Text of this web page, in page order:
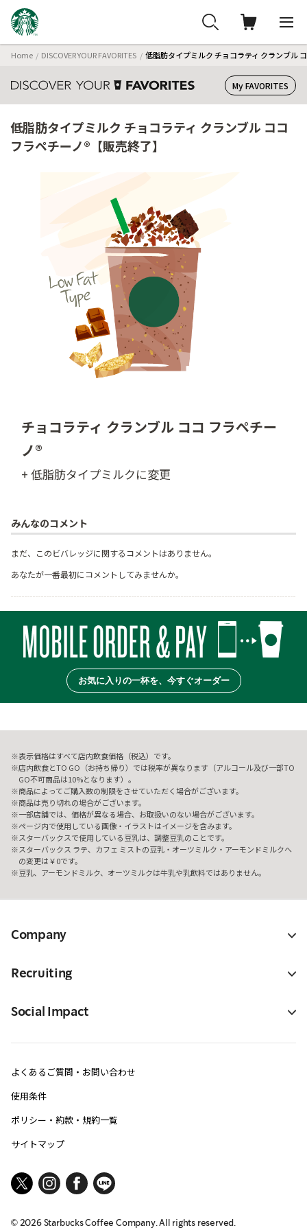
Home DISCOVER YOUR FAVORITES 低脂肪タイプミルク チョコラティ クランブル
My FAVORITES
低脂肪タイプミルク チョコラティ クランブル ココ
フラペチーノ®【販売終了】
チョコラティ クランブル ココ フラペチー
ノ®
+ 低脂肪タイプミルクに変更
みんなのコメント
まだ、このビバレッジに関するコメントはありません。
あなたが一番最初にコメントしてみませんか。
お気に入りの一杯を、今すぐオーダー
表示価格はすべて店内飲食価格（税込）です。
店内飲食とTO GO（お持ち帰り）では税率が異なります（アルコール及び一部TO
GO不可商品は10%となります）。
商品によってご購入数の制限をさせていただく場合がございます。
商品は売り切れの場合がございます。
一部店舗では、価格が異なる場合、お取扱いのない場合がございます。
ページ内で使用している画像・イラストはイメージを含みます。
スターバックスで使用している豆乳は、調整豆乳のことです。
スターバックス ラテ、カフェ ミストの豆乳・オーツミルク・アーモンドミルクへ
の変更は￥0です。
豆乳、アーモンドミルク、オーツミルクは牛乳や乳飲料ではありません。
Company
Recruiting
Social Impact
よくあるご質問・お問い合わせ
使用条件
ポリシー・約款・規約一覧
サイトマップ
© 2026Starbucks Coffee Company. All rights reserved.